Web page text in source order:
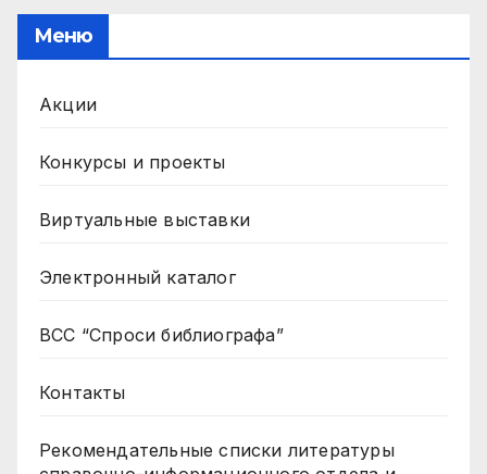
Меню
Акции
Конкурсы и проекты
Виртуальные выставки
Электронный каталог
ВСС “Спроси библиографа”
Контакты
Рекомендательные списки литературы